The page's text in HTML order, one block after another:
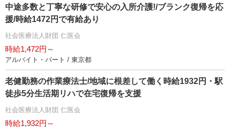
中途多数と丁寧な研修で安心の入所介護!/ブランク復帰を応
援/時給1472円で有給あり
社会医療法人財団 仁医会
時給1,472円～
アルバイト・パート / 東京都
老健勤務の作業療法士/地域に根差して働く時給1932円・駅
徒歩5分生活期リハで在宅復帰を支援
社会医療法人財団 仁医会
時給1,932円～